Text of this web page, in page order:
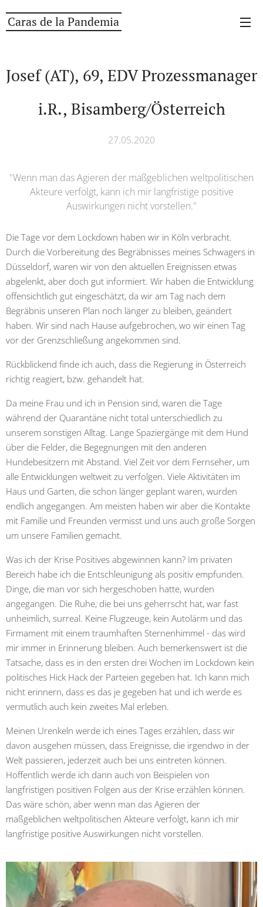
Caras de la Pandemia
Josef (AT), 69, EDV Prozessmanager
i.R., Bisamberg/Österreich
27.05.2020
"Wenn man das Agieren der maßgeblichen weltpolitischen
Akteure verfolgt, kann ich mir langfristige positive
Auswirkungen nicht vorstellen."
Die Tage vor dem Lockdown haben wir in Köln verbracht.
Durch die Vorbereitung des Begräbnisses meines Schwagers in
Düsseldorf, waren wir von den aktuellen Ereignissen etwas
abgelenkt, aber doch gut informiert. Wir haben die Entwicklung
offensichtlich gut eingeschätzt, da wir am Tag nach dem
Begräbnis unseren Plan noch länger zu bleiben, geändert
haben. Wir sind nach Hause aufgebrochen, wo wir einen Tag
vor der Grenzschließung angekommen sind.
Rückblickend finde ich auch, dass die Regierung in Österreich
richtig reagiert, bzw. gehandelt hat.
Da meine Frau und ich in Pension sind, waren die Tage
während der Quarantäne nicht total unterschiedlich zu
unserem sonstigen Alltag. Lange Spaziergänge mit dem Hund
über die Felder, die Begegnungen mit den anderen
Hundebesitzern mit Abstand. Viel Zeit vor dem Fernseher, um
alle Entwicklungen weltweit zu verfolgen. Viele Aktivitäten im
Haus und Garten, die schon länger geplant waren, wurden
endlich angegangen. Am meisten haben wir aber die Kontakte
mit Familie und Freunden vermisst und uns auch große Sorgen
um unsere Familien gemacht.
Was ich der Krise Positives abgewinnen kann? Im privaten
Bereich habe ich die Entschleunigung als positiv empfunden.
Dinge, die man vor sich hergeschoben hatte, wurden
angegangen. Die Ruhe, die bei uns geherrscht hat, war fast
unheimlich, surreal. Keine Flugzeuge, kein Autolärm und das
Firmament mit einem traumhaften Sternenhimmel - das wird
mir immer in Erinnerung bleiben. Auch bemerkenswert ist die
Tatsache, dass es in den ersten drei Wochen im Lockdown kein
politisches Hick Hack der Parteien gegeben hat. Ich kann mich
nicht erinnern, dass es das je gegeben hat und ich werde es
vermutlich auch kein zweites Mal erleben.
Meinen Urenkeln werde ich eines Tages erzählen, dass wir
davon ausgehen müssen, dass Ereignisse, die irgendwo in der
Welt passieren, jederzeit auch bei uns eintreten können.
Hoffentlich werde ich dann auch von Beispielen von
langfristigen positiven Folgen aus der Krise erzählen können.
Das wäre schön, aber wenn man das Agieren der
maßgeblichen weltpolitischen Akteure verfolgt, kann ich mir
langfristige positive Auswirkungen nicht vorstellen.